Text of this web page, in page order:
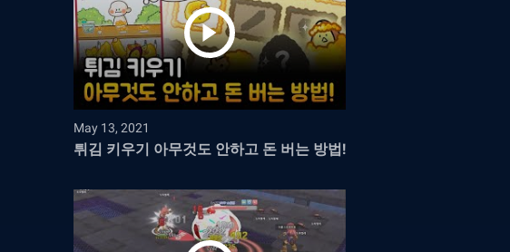
May 13, 2021
튀김 키우기 아무것도 안하고 돈 버는 방법!